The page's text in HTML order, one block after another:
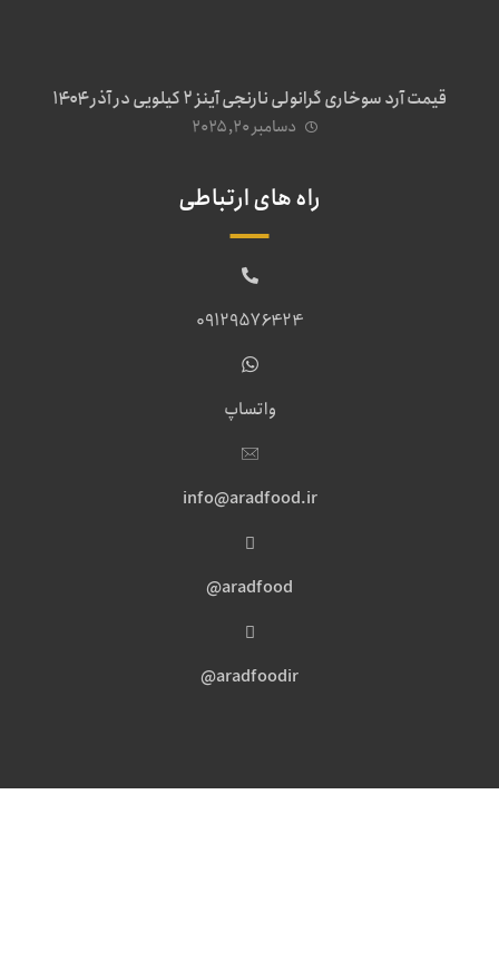
قیمت آرد سوخاری گرانولی نارنجی آینز ۲ کیلویی در آذر ۱۴۰۴
دسامبر ۲۰, ۲۰۲۵
راه های ارتباطی
09129576424
واتساپ
info@aradfood.ir
aradfood@
aradfoodir@